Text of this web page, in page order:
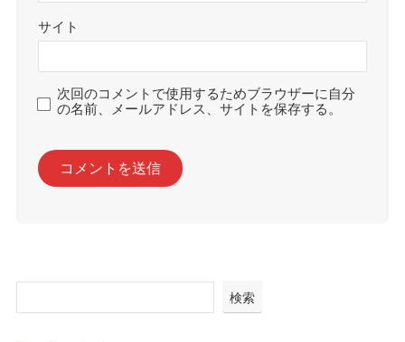
サイト
次回のコメントで使用するためブラウザーに自分
の名前、メールアドレス、サイトを保存する。
検索